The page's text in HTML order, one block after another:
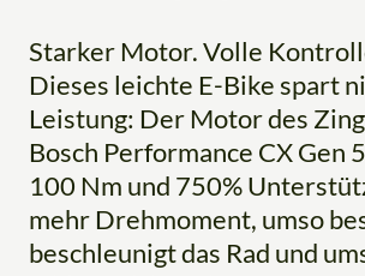
Starker Motor. Volle
Dieses leichte E-Bike spart
Leistung: Der Motor des
Bosch Performance CX Gen
100 Nm und 750%
mehr Drehmoment, umso
beschleunigt das Rad und